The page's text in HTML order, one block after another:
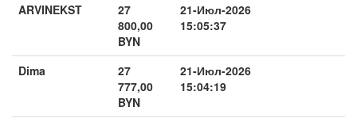
ARVINEKST
27
800,00
BYN
21-Июл-2026
15:05:37
Dima
27
777,00
BYN
21-Июл-2026
15:04:19